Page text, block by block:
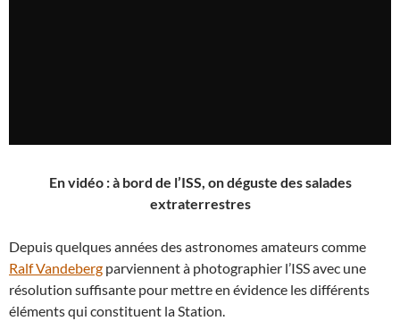
En vidéo : à bord de l’ISS, on déguste des salades
extraterrestres
Depuis quelques années des astronomes amateurs comme
Ralf Vandeberg parviennent à photographier l’ISS avec une
résolution suffisante pour mettre en évidence les différents
éléments qui constituent la Station.